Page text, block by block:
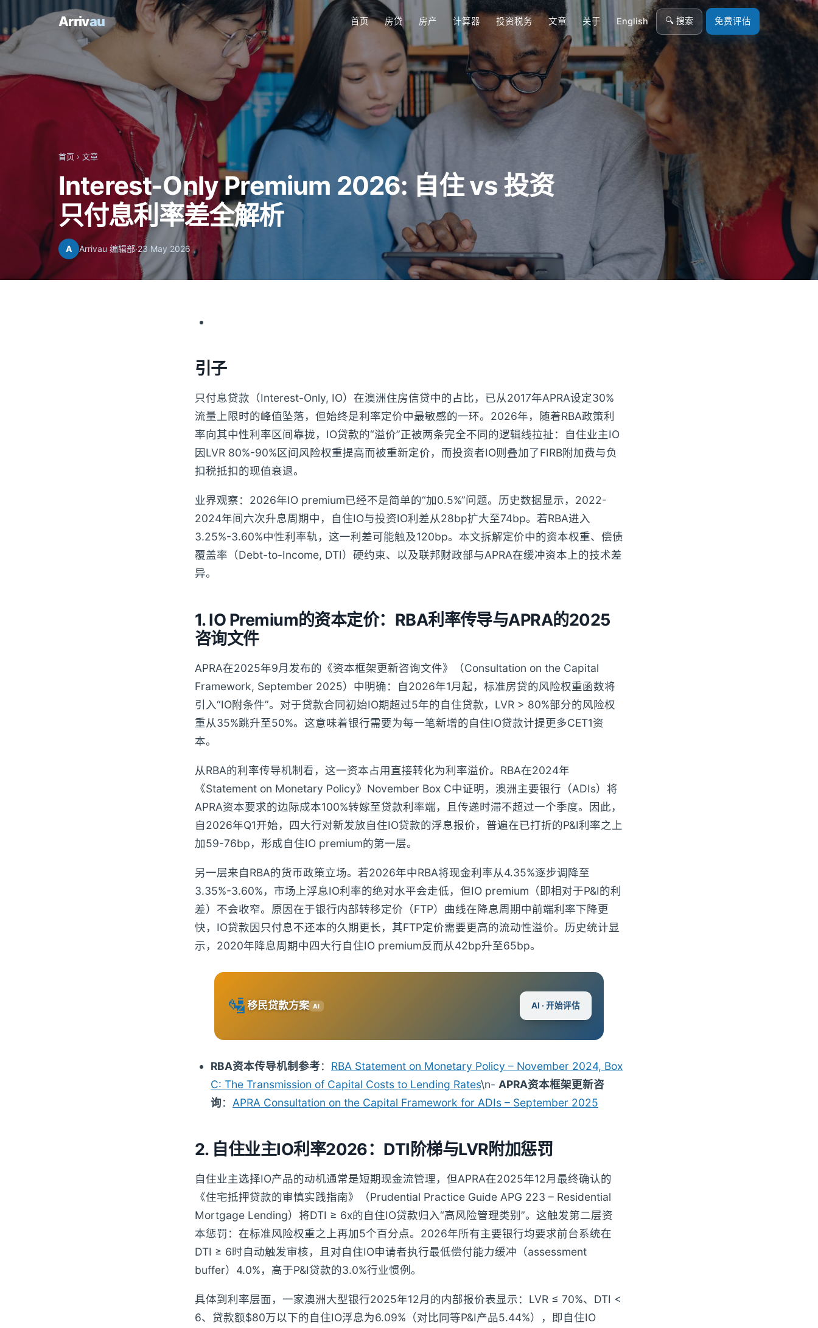
Arrivau 首页 房贷 房产 计算器 投资税务 文章 关于 English 🔍 搜索 免费评估
首页 › 文章
Interest-Only Premium 2026: 自住 vs 投资
只付息利率差全解析
A Arrivau 编辑部·23 May 2026
引子
只付息贷款（Interest-Only, IO）在澳洲住房信贷中的占比，已从2017年APRA设定30%
流量上限时的峰值坠落，但始终是利率定价中最敏感的一环。2026年，随着RBA政策利
率向其中性利率区间靠拢，IO贷款的“溢价”正被两条完全不同的逻辑线拉扯：自住业主IO
因LVR 80%-90%区间风险权重提高而被重新定价，而投资者IO则叠加了FIRB附加费与负
扣税抵扣的现值衰退。
业界观察：2026年IO premium已经不是简单的“加0.5%”问题。历史数据显示，2022-
2024年间六次升息周期中，自住IO与投资IO利差从28bp扩大至74bp。若RBA进入
3.25%-3.60%中性利率轨，这一利差可能触及120bp。本文拆解定价中的资本权重、偿债
覆盖率（Debt-to-Income, DTI）硬约束、以及联邦财政部与APRA在缓冲资本上的技术差
异。
1. IO Premium的资本定价：RBA利率传导与APRA的2025
咨询文件
APRA在2025年9月发布的《资本框架更新咨询文件》（Consultation on the Capital
Framework, September 2025）中明确：自2026年1月起，标准房贷的风险权重函数将
引入“IO附条件”。对于贷款合同初始IO期超过5年的自住贷款，LVR > 80%部分的风险权
重从35%跳升至50%。这意味着银行需要为每一笔新增的自住IO贷款计提更多CET1资
本。
从RBA的利率传导机制看，这一资本占用直接转化为利率溢价。RBA在2024年
《Statement on Monetary Policy》November Box C中证明，澳洲主要银行（ADIs）将
APRA资本要求的边际成本100%转嫁至贷款利率端，且传递时滞不超过一个季度。因此，
自2026年Q1开始，四大行对新发放自住IO贷款的浮息报价，普遍在已打折的P&I利率之上
加59-76bp，形成自住IO premium的第一层。
另一层来自RBA的货币政策立场。若2026年中RBA将现金利率从4.35%逐步调降至
3.35%-3.60%，市场上浮息IO利率的绝对水平会走低，但IO premium（即相对于P&I的利
差）不会收窄。原因在于银行内部转移定价（FTP）曲线在降息周期中前端利率下降更
快，IO贷款因只付息不还本的久期更长，其FTP定价需要更高的流动性溢价。历史统计显
示，2020年降息周期中四大行自住IO premium反而从42bp升至65bp。
🛂 移民贷款方案 AI AI · 开始评估
RBA资本传导机制参考： RBA Statement on Monetary Policy – November 2024, Box
C: The Transmission of Capital Costs to Lending Rates\n- APRA资本框架更新咨
询： APRA Consultation on the Capital Framework for ADIs – September 2025
2. 自住业主IO利率2026：DTI阶梯与LVR附加惩罚
自住业主选择IO产品的动机通常是短期现金流管理，但APRA在2025年12月最终确认的
《住宅抵押贷款的审慎实践指南》（Prudential Practice Guide APG 223 – Residential
Mortgage Lending）将DTI ≥ 6x的自住IO贷款归入“高风险管理类别”。这触发第二层资
本惩罚：在标准风险权重之上再加5个百分点。2026年所有主要银行均要求前台系统在
DTI ≥ 6时自动触发审核，且对自住IO申请者执行最低偿付能力缓冲（assessment
buffer）4.0%，高于P&I贷款的3.0%行业惯例。
具体到利率层面，一家澳洲大型银行2025年12月的内部报价表显示：LVR ≤ 70%、DTI <
6、贷款额$80万以下的自住IO浮息为6.09%（对比同等P&I产品5.44%），即自住IO